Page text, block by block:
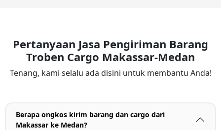
Pertanyaan Jasa Pengiriman Barang
Troben Cargo Makassar-Medan
Tenang, kami selalu ada disini untuk membantu Anda!
Berapa ongkos kirim barang dan cargo dari
Makassar ke Medan?